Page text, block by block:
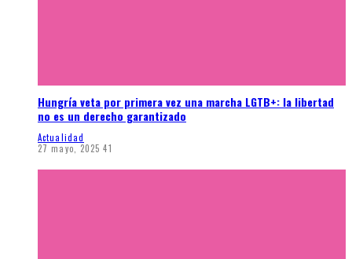
Hungría veta por primera vez una marcha LGTB+: la libertad
no es un derecho garantizado
Actualidad
27 mayo, 2025 41